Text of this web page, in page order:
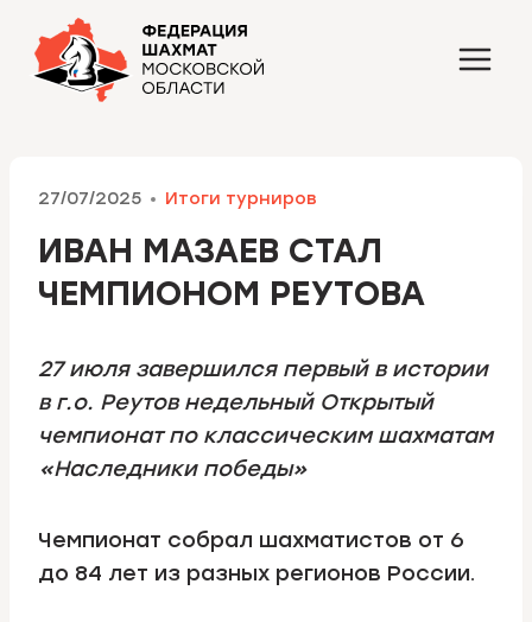
Перейти
содержимому
27/07/2025 Итоги турниров
ИВАН МАЗАЕВ СТАЛ
ЧЕМПИОНОМ РЕУТОВА
27 июля завершился первый в истории
в г.о. Реутов недельный Открытый
чемпионат по классическим шахматам
«Наследники победы»
Чемпионат собрал шахматистов от 6
до 84 лет из разных регионов России.